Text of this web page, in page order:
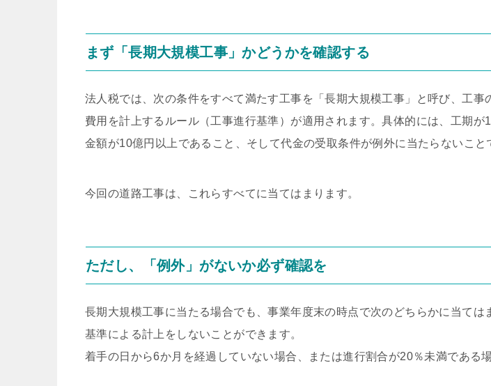
まず「長期大規模工事」かどうかを確認する
法人税では、次の条件をすべて満たす工事を「長期大規模工事」と呼び、工事
費用を計上するルール（工事進行基準）が適用されます。具体的には、工期が
金額が10億円以上であること、そして代金の受取条件が例外に当たらないこと
今回の道路工事は、これらすべてに当てはまります。
ただし、「例外」がないか必ず確認を
長期大規模工事に当たる場合でも、事業年度末の時点で次のどちらかに当ては
基準による計上をしないことができます。
着手の日から6か月を経過していない場合、または進行割合が20％未満である場